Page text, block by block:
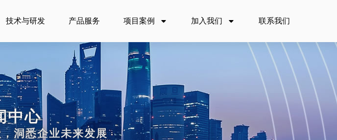
技术与研发 产品服务 项目案例 加入我们 联系我们
中心
洞悉企业未来发展